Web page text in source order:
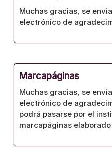
Muchas gracias, se
electrónico de
Marcapáginas
Muchas gracias, se
electrónico de
podrá pasarse por el
marcapáginas